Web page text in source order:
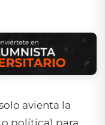
avienta la
política) para